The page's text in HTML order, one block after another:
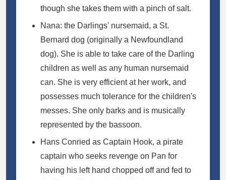
though she takes them with a pinch of salt.
Nana: the Darlings' nursemaid, a St.
Bernard dog (originally a Newfoundland
dog). She is able to take care of the Darling
children as well as any human nursemaid
can. She is very efficient at her work, and
possesses much tolerance for the children's
messes. She only barks and is musically
represented by the bassoon.
Hans Conried as Captain Hook, a pirate
captain who seeks revenge on Pan for
having his left hand chopped off and fed to